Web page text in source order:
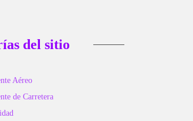
del sitio
Aéreo
de Carretera